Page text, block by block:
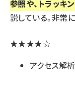
参照や、トラッキ
説している。非常
★★★★☆
アクセス解